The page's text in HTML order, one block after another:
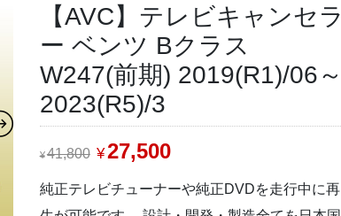
【AVC】テレビキャンセラ
ー ベンツ Bクラス
W247(前期) 2019(R1)/06～
2023(R5)/3
¥41,800 元
の
格
¥27,500現
価
純正テレビチューナーや純正DVDを走行中に再